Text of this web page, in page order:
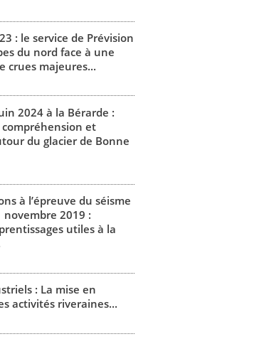
: le service de Prévision
du nord face à une
crues majeures...
2024 à la Bérarde :
et
du glacier de Bonne
à l’épreuve du séisme
novembre 2019 :
utiles à la
: La mise en
activités riveraines...